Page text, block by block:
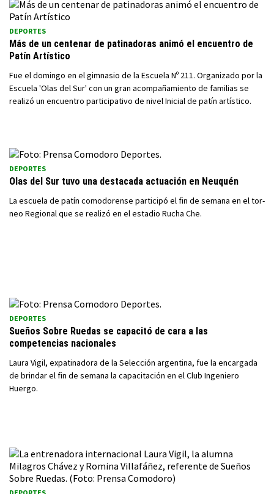
DEPORTES
Más de un centenar de patinadoras animó el encuentro de
Patín Artístico
Fue el domingo en el gimnasio de la Escuela Nº 211. Organizado por la
Escuela 'Olas del Sur' con un gran acompañamiento de familias se
realizó un encuentro participativo de nivel Inicial de patín artístico.
DEPORTES
Olas del Sur tuvo una destacada actuación en Neuquén
La escuela de patín comodorense participó el fin de semana en el tor-
neo Regional que se realizó en el estadio Rucha Che.
DEPORTES
Sueños Sobre Ruedas se capacitó de cara a las
competencias nacionales
Laura Vigil, expatinadora de la Selección argentina, fue la encargada
de brindar el fin de semana la capacitación en el Club Ingeniero
Huergo.